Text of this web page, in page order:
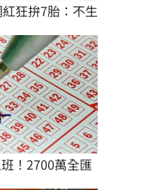
狂拚7胎：不生
！2700萬全匯